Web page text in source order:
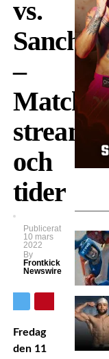
vs.
Sanchez
–
stream
och
tider
Publicerat
10 mars
2022
By
Frontkick
Newswire
Fredag
den 11